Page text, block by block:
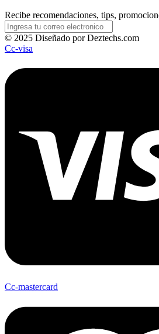
Recibe recomendaciones, tips,
© 2025 Diseñado por Deztechs.com
Cc-visa
Cc-mastercard